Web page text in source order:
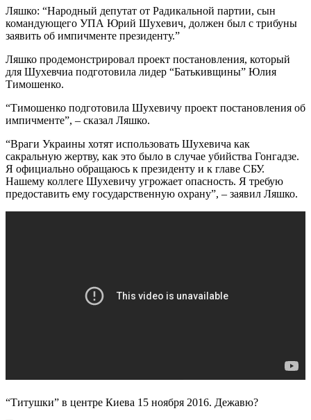
Ляшко: “Народный депутат от Радикальной партии, сын
командующего УПА Юрий Шухевич, должен был с трибуны
заявить об импичменте президенту.”
Ляшко продемонстрировал проект постановления, который
для Шухевчиа подготовила лидер “Батькивщины” Юлия
Тимошенко.
“Тимошенко подготовила Шухевичу проект постановления об
импичменте”, – сказал Ляшко.
“Враги Украины хотят использовать Шухевича как
сакральную жертву, как это было в случае убийства Гонгадзе.
Я официально обращаюсь к президенту и к главе СБУ.
Нашему коллеге Шухевичу угрожает опасность. Я требую
предоставить ему государственную охрану”, – заявил Ляшко.
“Титушки” в центре Киева 15 ноября 2016. Дежавю?